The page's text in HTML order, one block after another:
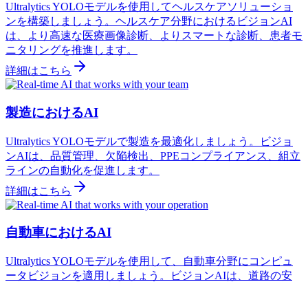
Ultralytics YOLOモデルを使用してヘルスケアソリューショ
ンを構築しましょう。ヘルスケア分野におけるビジョンAI
は、より高速な医療画像診断、よりスマートな診断、患者モ
ニタリングを推進します。
詳細はこちら
製造におけるAI
Ultralytics YOLOモデルで製造を最適化しましょう。ビジョ
ンAIは、品質管理、欠陥検出、PPEコンプライアンス、組立
ラインの自動化を促進します。
詳細はこちら
自動車におけるAI
Ultralytics YOLOモデルを使用して、自動車分野にコンピュ
ータビジョンを適用しましょう。ビジョンAIは、道路の安